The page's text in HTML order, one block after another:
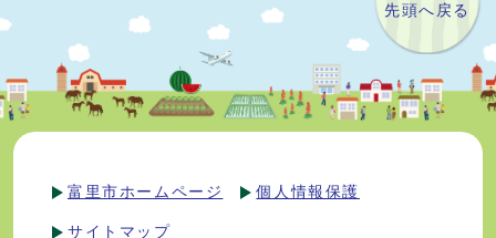
先頭へ戻る
富里市ホームページ 個人情報保護
サイトマップ